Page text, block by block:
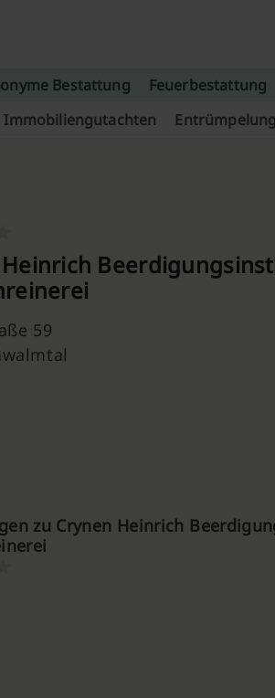
Bestattung Feuerbestattung
Immobiliengutachten Entrümpelung
59
zu Crynen Heinrich